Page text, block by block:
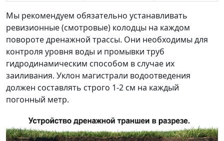
Мы рекомендуем обязательно устанавливать
ревизионные (смотровые) колодцы на каждом
повороте дренажной трассы. Они необходимы для
контроля уровня воды и промывки труб
гидродинамическим способом в случае их
заиливания. Уклон магистрали водоотведения
должен составлять строго 1-2 см на каждый
погонный метр.